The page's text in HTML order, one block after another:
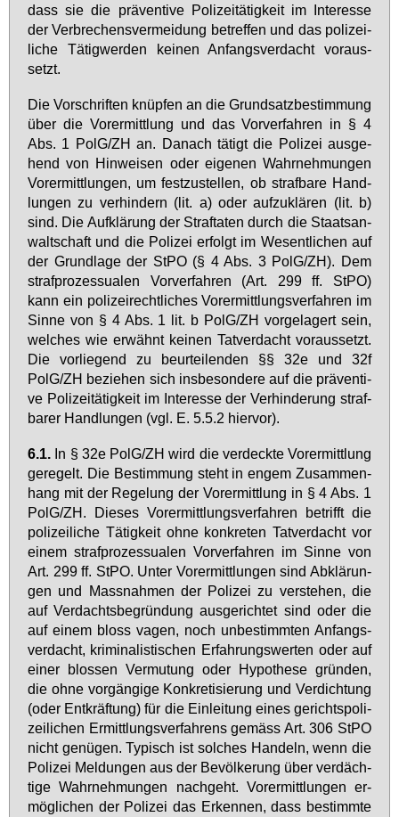
dass sie die prä­ven­ti­ve Po­li­zei­tä­tig­keit im In­ter­es­se
der Ver­bre­chens­ver­mei­dung be­tref­fen und das po­li­zei­
li­che Tä­tig­wer­den kei­nen An­fangs­ver­dacht vor­aus­
setzt.
Die Vor­schrif­ten knüp­fen an die Grund­satz­be­stim­mung
über die Vor­er­mitt­lung und das Vor­ver­fah­ren in § 4
Abs. 1 PolG/ZH an. Da­nach tä­tigt die Po­li­zei aus­ge­
hend von Hin­wei­sen oder ei­ge­nen Wahr­neh­mun­gen
Vor­er­mitt­lun­gen, um fest­zu­stel­len, ob straf­ba­re Hand­
lun­gen zu ver­hin­dern (lit. a) oder auf­zu­klä­ren (lit. b)
sind. Die Auf­klä­rung der Straf­ta­ten durch die Staats­an­
walt­schaft und die Po­li­zei er­folgt im We­sent­li­chen auf
der Grund­la­ge der StPO (§ 4 Abs. 3 PolG/ZH). Dem
straf­pro­zes­sua­len Vor­ver­fah­ren (Art. 299 ff. StPO)
kann ein po­li­zei­recht­li­ches Vor­er­mitt­lungs­ver­fah­ren im
Sin­ne von § 4 Abs. 1 lit. b PolG/ZH vor­ge­la­gert sein,
wel­ches wie er­wähnt kei­nen Tat­ver­dacht vor­aus­setzt.
Die vor­lie­gend zu be­ur­tei­len­den §§ 32e und 32f
PolG/ZH be­zie­hen sich ins­be­son­de­re auf die prä­ven­ti­
ve Po­li­zei­tä­tig­keit im In­ter­es­se der Ver­hin­de­rung straf­
ba­rer Hand­lun­gen (vgl. E. 5.5.2 hier­vor).
6.1. In § 32e PolG/ZH wird die ver­deck­te Vor­er­mitt­lung
ge­re­gelt. Die Be­stim­mung steht in en­gem Zu­sam­men­
hang mit der Re­ge­lung der Vor­er­mitt­lung in § 4 Abs. 1
PolG/ZH. Die­ses Vor­er­mitt­lungs­ver­fah­ren be­trifft die
po­li­zei­li­che Tä­tig­keit oh­ne kon­kre­ten Tat­ver­dacht vor
ei­nem straf­pro­zes­sua­len Vor­ver­fah­ren im Sin­ne von
Art. 299 ff. StPO. Un­ter Vor­er­mitt­lun­gen sind Ab­klä­run­
gen und Mass­nah­men der Po­li­zei zu ver­ste­hen, die
auf Ver­dachts­be­grün­dung aus­ge­rich­tet sind oder die
auf ei­nem bloss va­gen, noch un­be­stimm­ten An­fangs­
ver­dacht, kri­mi­na­lis­ti­schen Er­fah­rungs­wer­ten oder auf
ei­ner blos­sen Ver­mu­tung oder Hy­po­the­se grün­den,
die oh­ne vor­gän­gi­ge Kon­kre­ti­sie­rung und Ver­dich­tung
(oder Ent­kräf­tung) für die Ein­lei­tung ei­nes ge­richts­po­li­
zei­li­chen Er­mitt­lungs­ver­fah­rens ge­mäss Art. 306 StPO
nicht ge­nü­gen. Ty­pisch ist sol­ches Han­deln, wenn die
Po­li­zei Mel­dun­gen aus der Be­völ­ke­rung über ver­däch­
ti­ge Wahr­neh­mun­gen nach­geht. Vor­er­mitt­lun­gen er­
mög­li­chen der Po­li­zei das Er­ken­nen, dass be­stimm­te